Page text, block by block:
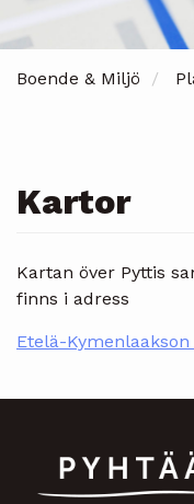
Boende & Miljö
Kartor
Kartan över Pyttis
finns i adress
Etelä-